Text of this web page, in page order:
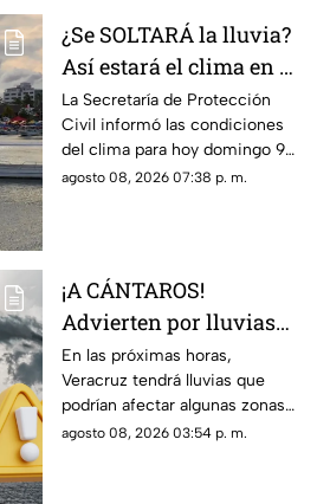
¿Se SOLTARÁ la lluvia?
Así estará el clima en el
estado de Veracruz hoy
9 de agosto de 2026
La Secretaría de Protección
Civil informó las condiciones
del clima para hoy domingo 9
de agosto de 2026 en
clima en los diferentes
municipios de la entidad.
agosto 08, 2026 07:38 p. m.
¡A CÁNTAROS!
Advierten por lluvias
MUY FUERTES en
Veracruz durante las
próximas horas; esto
sabemos
En las próximas horas,
Veracruz tendrá lluvias que
podrían afectar algunas zonas
de la región; en TV Azteca
agosto 08, 2026 03:54 p. m.